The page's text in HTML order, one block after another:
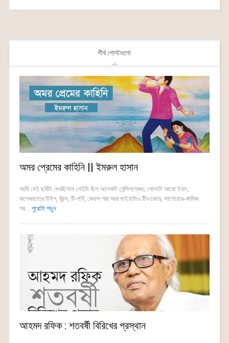
শীর্ষ পোস্টগুলো
অমর প্রেমের কাহিনি || ইমরুল হাসান
আমি যেই ছবিটা দেখছিলাম সেইটা ছিল অনেকটা পেন্সিলস্কেচ; পোলাটা আরো ইয়াং,
কলেজছাত্র টাইপ, জিন্স, টি-শার্ট, কেডস পরা আর মাইয়াটাও টিনএজার, সালোয়ার-কামিজ
পর... পুরোটা পড়ুন
আহমদ রফিক : শতবর্ষী বিরিখের প্রস্থান